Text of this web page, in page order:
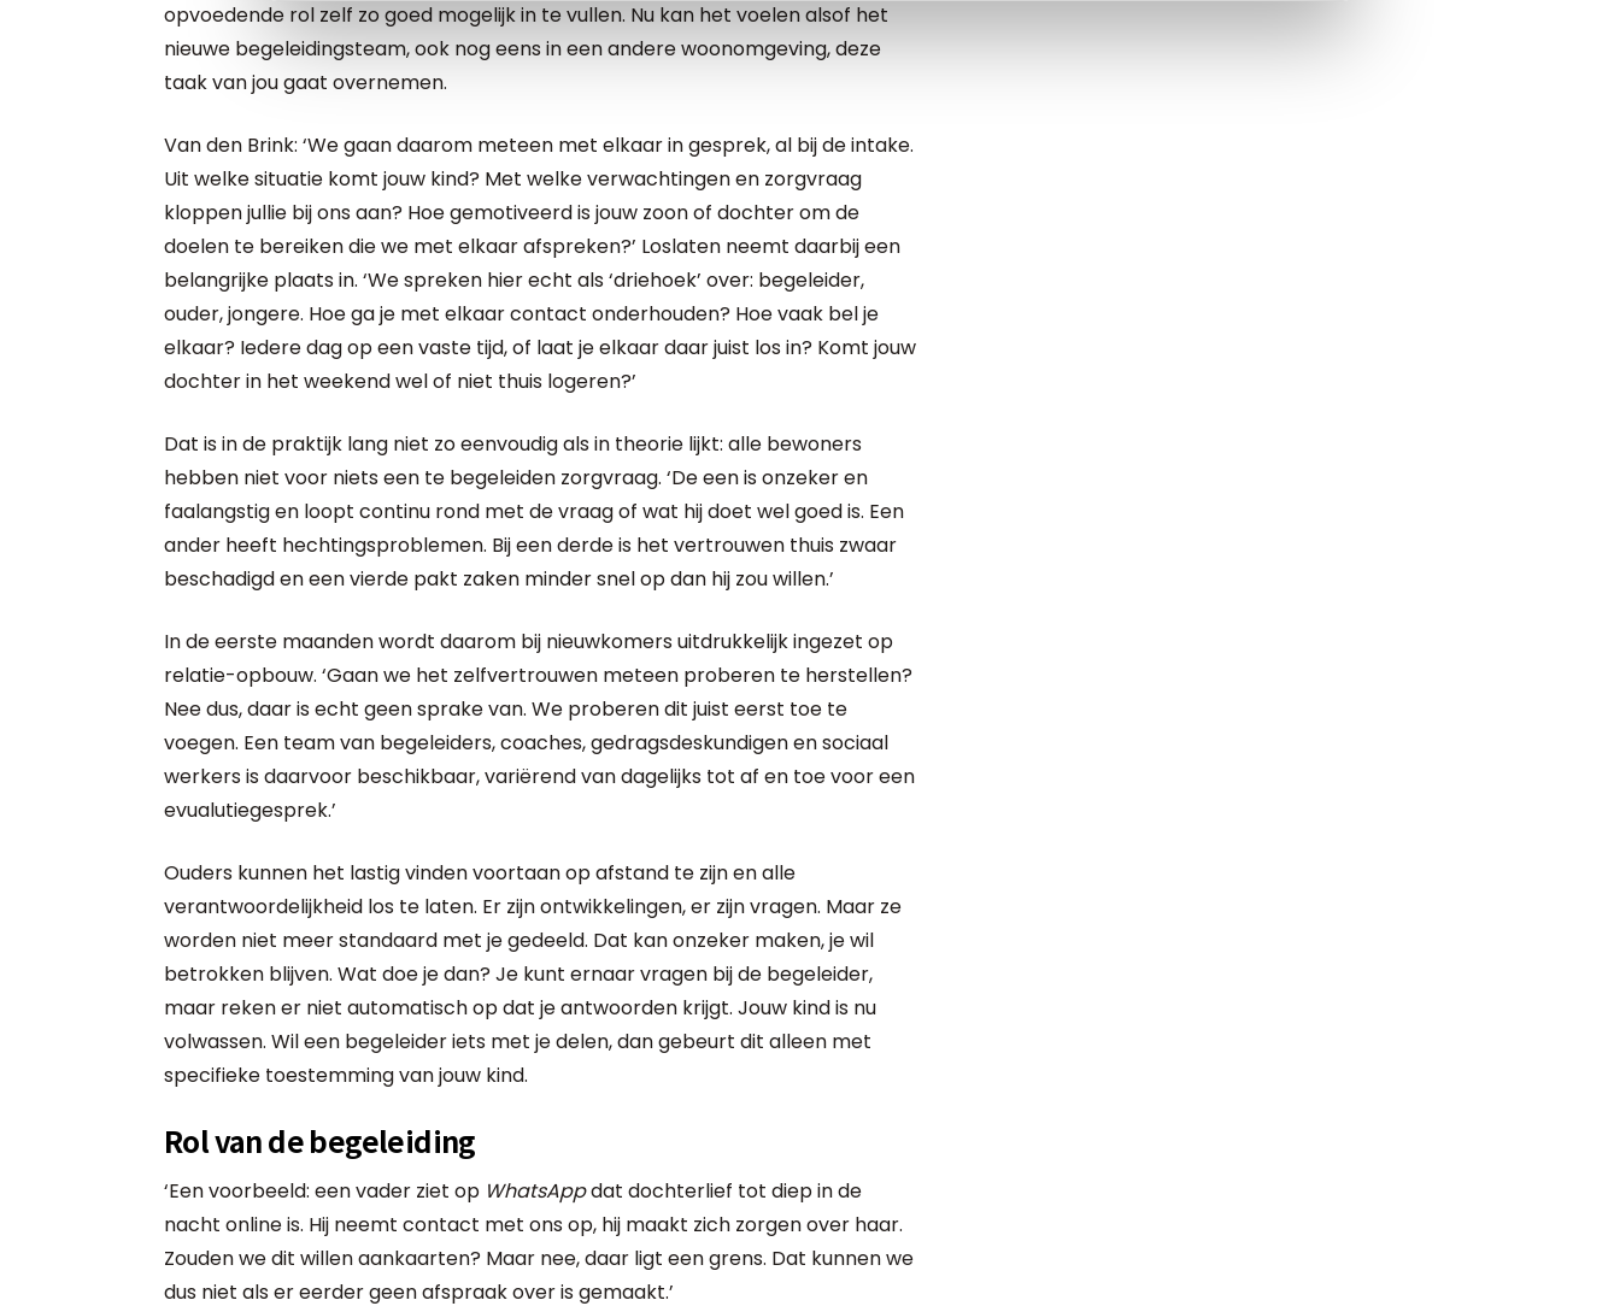
opvoedende rol zelf zo goed mogelijk in te vullen. Nu kan het voelen alsof het
nieuwe begeleidingsteam, ook nog eens in een andere woonomgeving, deze
taak van jou gaat overnemen.
Van den Brink: ‘We gaan daarom meteen met elkaar in gesprek, al bij de intake.
Uit welke situatie komt jouw kind? Met welke verwachtingen en zorgvraag
kloppen jullie bij ons aan? Hoe gemotiveerd is jouw zoon of dochter om de
doelen te bereiken die we met elkaar afspreken?’ Loslaten neemt daarbij een
belangrijke plaats in. ‘We spreken hier echt als ‘driehoek’ over: begeleider,
ouder, jongere. Hoe ga je met elkaar contact onderhouden? Hoe vaak bel je
elkaar? Iedere dag op een vaste tijd, of laat je elkaar daar juist los in? Komt jouw
dochter in het weekend wel of niet thuis logeren?’
Dat is in de praktijk lang niet zo eenvoudig als in theorie lijkt: alle bewoners
hebben niet voor niets een te begeleiden zorgvraag. ‘De een is onzeker en
faalangstig en loopt continu rond met de vraag of wat hij doet wel goed is. Een
ander heeft hechtingsproblemen. Bij een derde is het vertrouwen thuis zwaar
beschadigd en een vierde pakt zaken minder snel op dan hij zou willen.’
In de eerste maanden wordt daarom bij nieuwkomers uitdrukkelijk ingezet op
relatie-opbouw. ‘Gaan we het zelfvertrouwen meteen proberen te herstellen?
Nee dus, daar is echt geen sprake van. We proberen dit juist eerst toe te
voegen. Een team van begeleiders, coaches, gedragsdeskundigen en sociaal
werkers is daarvoor beschikbaar, variërend van dagelijks tot af en toe voor een
evualutiegesprek.’
Ouders kunnen het lastig vinden voortaan op afstand te zijn en alle
verantwoordelijkheid los te laten. Er zijn ontwikkelingen, er zijn vragen. Maar ze
worden niet meer standaard met je gedeeld. Dat kan onzeker maken, je wil
betrokken blijven. Wat doe je dan? Je kunt ernaar vragen bij de begeleider,
maar reken er niet automatisch op dat je antwoorden krijgt. Jouw kind is nu
volwassen. Wil een begeleider iets met je delen, dan gebeurt dit alleen met
specifieke toestemming van jouw kind.
Rol van de begeleiding
‘Een voorbeeld: een vader ziet op WhatsAppdat dochterlief tot diep in de
nacht online is. Hij neemt contact met ons op, hij maakt zich zorgen over haar.
Zouden we dit willen aankaarten? Maar nee, daar ligt een grens. Dat kunnen we
dus niet als er eerder geen afspraak over is gemaakt.’